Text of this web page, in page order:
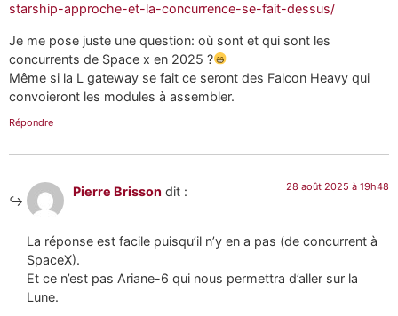
starship-approche-et-la-concurrence-se-fait-dessus/
Je me pose juste une question: où sont et qui sont les
concurrents de Space x en 2025 ?
Même si la L gateway se fait ce seront des Falcon Heavy qui
convoieront les modules à assembler.
Répondre
Pierre Brisson dit : 28 août 2025 à 19h48
La réponse est facile puisqu’il n’y en a pas (de concurrent à
SpaceX).
Et ce n’est pas Ariane-6 qui nous permettra d’aller sur la
Lune.